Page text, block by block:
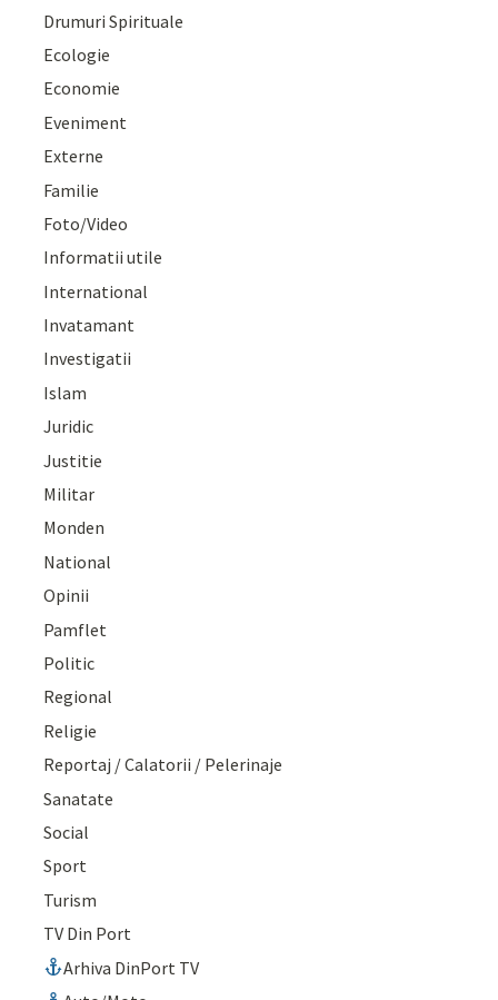
Drumuri Spirituale
Ecologie
Economie
Eveniment
Externe
Familie
Foto/Video
Informatii utile
International
Invatamant
Investigatii
Islam
Juridic
Justitie
Militar
Monden
National
Opinii
Pamflet
Politic
Regional
Religie
Reportaj / Calatorii / Pelerinaje
Sanatate
Social
Sport
Turism
TV Din Port
Arhiva DinPort TV